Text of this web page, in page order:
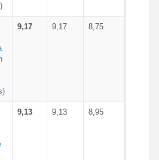
9,17 9,17 8,75
9,13 9,13 8,95